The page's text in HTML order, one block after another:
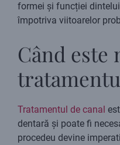
formei și funcției
împotriva viitoarelor
Când este
Tratamentul de canal
dentară și poate fi
procedeu devine